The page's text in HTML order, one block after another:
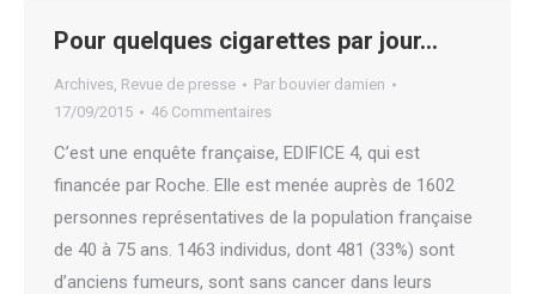
Pour quelques cigarettes par jour…
Archives, Revue de presse Par bouvier damien
17/09/2015
46 Commentaires
C’est une enquête française, EDIFICE 4, qui est
financée par Roche. Elle est menée auprès de 1602
personnes représentatives de la population française
de 40 à 75 ans. 1463 individus, dont 481 (33%) sont
d’anciens fumeurs, sont sans cancer dans leurs